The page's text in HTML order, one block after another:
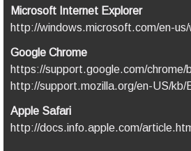
Microsoft Internet Explorer
http://windows.microsoft.com/en-
Google Chrome
https://support.google.com/
http://support.mozilla.org/en-US/
Apple Safari
http://docs.info.apple.com/